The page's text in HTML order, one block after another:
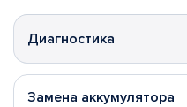
Диагностика
Замена аккумулятора